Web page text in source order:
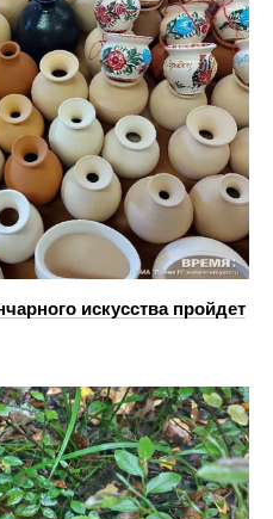
искусства пройдет